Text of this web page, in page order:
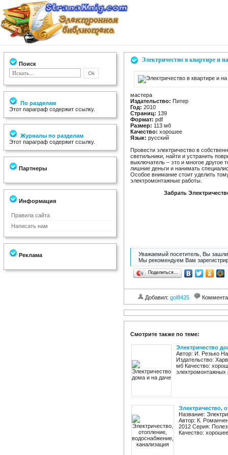
Поиск
По разделам
Этот параграф содержит ссылку.
Журналы по разделам
Этот параграф содержит ссылку.
Партнеры
Информация
Правила сайта
Написать нам
Реклама
Электричество в квартире и
мастера
Издательство: Питер
Год: 2010
Страниц: 139
Формат: pdf
Размер: 113 мб
Качество: хорошее
Язык: русский
Провести электричество в
светильники, найти и устранить
выключатель – это и многое другое
лишние деньги и нанимать
Особое внимание стоит уделить
электромонтажные работы.
Забрать
Уважаемый посетитель, Вы зашли
Мы рекомендуем Вам
Поделиться…
Добавил: gol8425
Смотрите также по теме:
Электричество
Автор: И. Резько
Издательство:
мб Качество:
электромонтажных
Электричество,
Название:
Автор: К.
2012 Серия:
Качество: